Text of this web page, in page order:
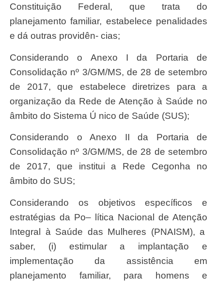
Constituição Federal , que trata do
planejamento familiar, estabelece penalidades
e dá outras providên- cias;
Considerando o Anexo I da Portaria de
Consolidação nº 3/GM/MS, de 28 de setembro
de 2017, que estabelece diretrizes para a
organização da Rede de Atenção à Saúde no
âmbito do Sistema Ú nico de Saúde (SUS);
Considerando o Anexo II da Portaria de
Consolidação nº 3/GM/MS, de 28 de setembro
de 2017, que institui a Rede Cegonha no
âmbito do SUS;
Considerando os objetivos específicos e
estratégias da Po– lítica Nacional de Atenção
Integral à Saúde das Mulheres (PNAISM), a
saber, (i) estimular a implantação e
implementação da assistência em
planejamento familiar, para homens e